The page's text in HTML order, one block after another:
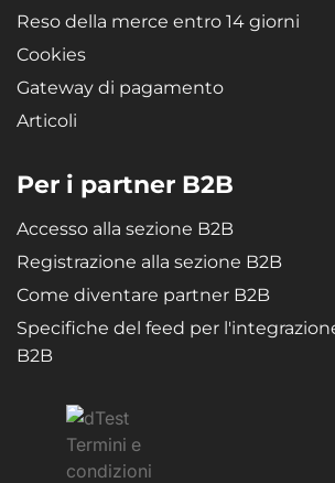
Reso della merce entro 14 giorni
Cookies
Gateway di pagamento
Articoli
Per i partner B2B
Accesso alla sezione B2B
Registrazione alla sezione B2B
Come diventare partner B2B
Specifiche del feed per
B2B